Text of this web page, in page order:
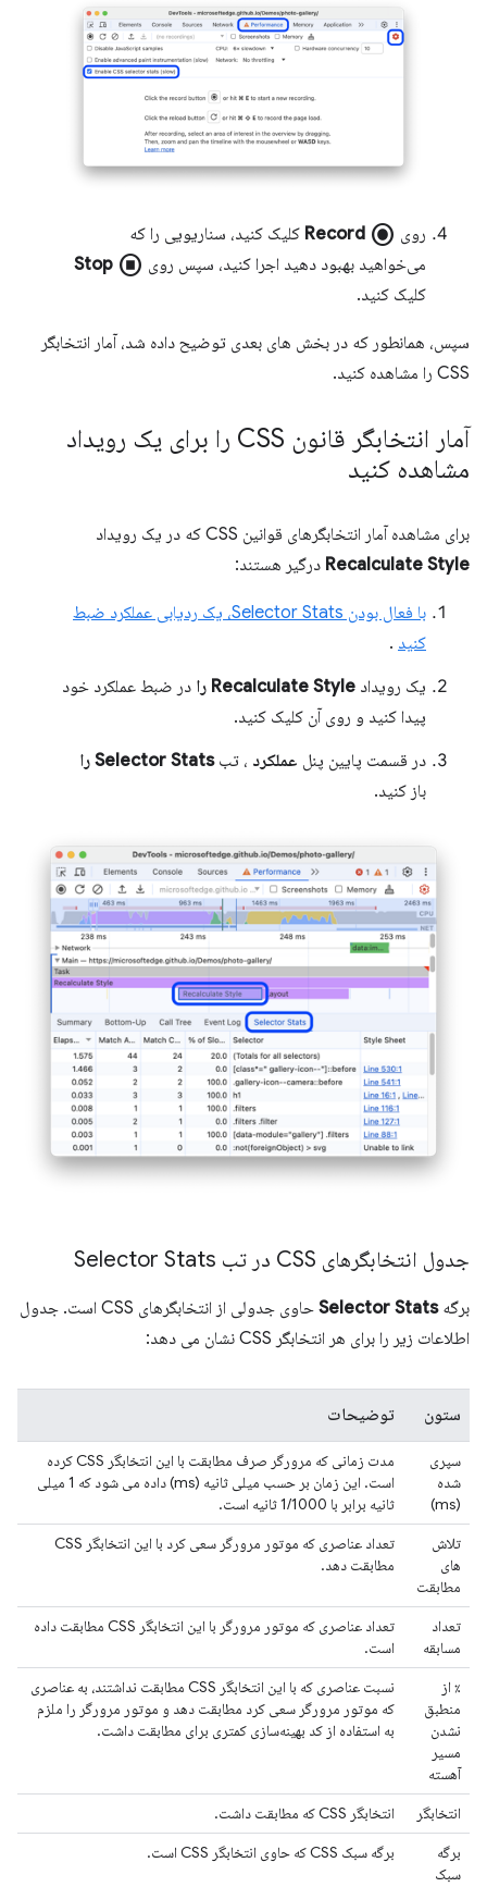
روی radio_button_checked
Record کلیک کنید، سناریویی را که
می‌خواهید بهبود دهید اجرا کنید، سپس روی stop_circle
Stop
کلیک کنید.
سپس، همانطور که در بخش های بعدی توضیح داده شد، آمار انتخابگر
CSS را مشاهده کنید.
آمار انتخابگر قانون CSS را برای یک رویداد
مشاهده کنید
برای مشاهده آمار انتخابگرهای قوانین CSS که در یک رویداد
Recalculate Style درگیر هستند:
با فعال بودن Selector Stats، یک ردیابی عملکرد ضبط
کنید .
یک رویداد Recalculate Style را
در ضبط عملکرد خود
پیدا کنید و روی آن کلیک کنید.
در قسمت پایین پنل عملکرد ، تبSelector Stats را
باز کنید.
جدول انتخابگرهای CSS در تب Selector Stats
برگهSelector Stats
حاوی جدولی از انتخابگرهای CSS است. جدول
اطلاعات زیر را برای هر انتخابگر CSS نشان می دهد:
ستون توضیحات
سپری
شده
(ms)
مدت زمانی که مرورگر صرف مطابقت با این انتخابگر CSS کرده
است. این زمان بر حسب میلی ثانیه (ms) داده می شود که 1 میلی
ثانیه برابر با 1/1000 ثانیه است.
تلاش
های
مطابقت
تعداد عناصری که موتور مرورگر سعی کرد با این انتخابگر CSS
مطابقت دهد.
تعداد
مسابقه
تعداد عناصری که موتور مرورگر با این انتخابگر CSS مطابقت داده
است.
٪ از
منطبق
نشدن
مسیر
آهسته
نسبت عناصری که با این انتخابگر CSS مطابقت نداشتند، به عناصری
که موتور مرورگر سعی کرد مطابقت دهد و موتور مرورگر را ملزم
به استفاده از کد بهینه‌سازی کمتری برای مطابقت داشت.
انتخابگر
انتخابگر CSS که مطابقت داشت.
برگه
سبک
برگه سبک CSS که حاوی انتخابگر CSS است.